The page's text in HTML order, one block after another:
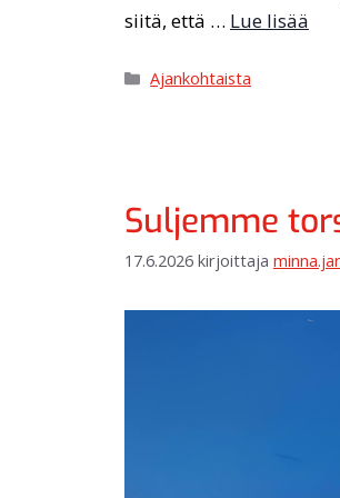
siitä, että … Lue lisää
Ajankohtaista
Suljemme
17.6.2026 kirjoittaja